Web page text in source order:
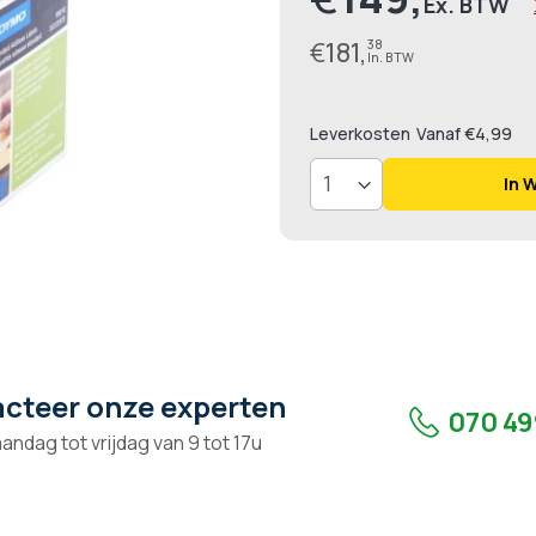
€181, 38
Leverkosten Vanaf €4,99
In
onze experten
tot vrijdag van 9 tot 17u
070